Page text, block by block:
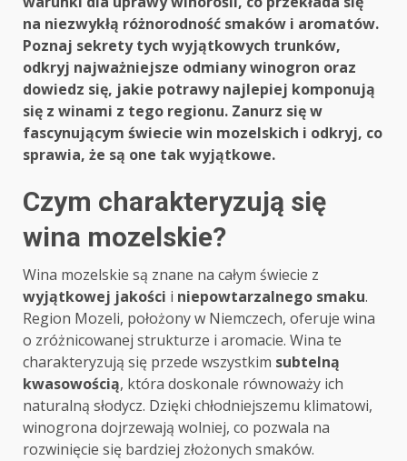
na niezwykłą różnorodność smaków i aromatów.
Poznaj sekrety tych wyjątkowych trunków,
odkryj najważniejsze odmiany winogron oraz
dowiedz się, jakie potrawy najlepiej komponują
się z winami z tego regionu. Zanurz się w
fascynującym świecie win mozelskich i odkryj, co
sprawia, że są one tak wyjątkowe.
Czym charakteryzują się
wina mozelskie?
Wina mozelskie są znane na całym świecie z
wyjątkowej jakości i niepowtarzalnego smaku.
Region Mozeli, położony w Niemczech, oferuje wina
o zróżnicowanej strukturze i aromacie. Wina te
charakteryzują się przede wszystkim subtelną
kwasowością, która doskonale równoważy ich
naturalną słodycz. Dzięki chłodniejszemu klimatowi,
winogrona dojrzewają wolniej, co pozwala na
rozwinięcie się bardziej złożonych smaków.